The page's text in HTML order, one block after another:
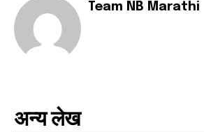
Team NB Marathi
अन्य लेख